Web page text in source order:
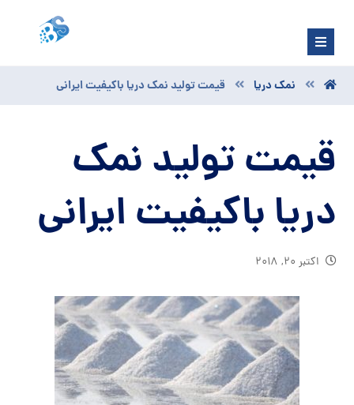
نمک دریا قیمت تولید نمک دریا باکیفیت ایرانی
قیمت تولید نمک
دریا باکیفیت ایرانی
اکتبر ۲۰, ۲۰۱۸